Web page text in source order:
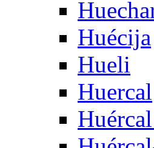
Huécija
Hueli
Huercal